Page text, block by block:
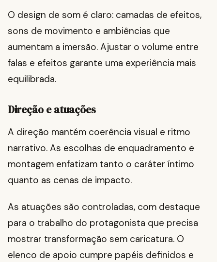
O design de som é claro: camadas de efeitos,
sons de movimento e ambiências que
aumentam a imersão. Ajustar o volume entre
falas e efeitos garante uma experiência mais
equilibrada.
Direção e atuações
A direção mantém coerência visual e ritmo
narrativo. As escolhas de enquadramento e
montagem enfatizam tanto o caráter íntimo
quanto as cenas de impacto.
As atuações são controladas, com destaque
para o trabalho do protagonista que precisa
mostrar transformação sem caricatura. O
elenco de apoio cumpre papéis definidos e